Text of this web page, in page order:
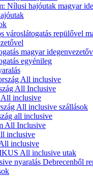
Nílusi hajóutak magyar
városlátogatás repülővel
magyar
egyénileg
All inclusive
All Inclusive
inclusive
All inclusive szállások
all inclusive
All Inclusive
inclusive
inclusive
All inclusive utak
nyaralás Debrecenből